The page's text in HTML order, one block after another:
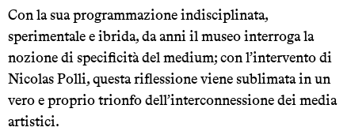
Con la sua programmazione indisciplinata,
sperimentale e ibrida, da anni il museo interroga la
nozione di specificità del medium; con l’intervento di
Nicolas Polli, questa riflessione viene sublimata in un
vero e proprio trionfo dell’interconnessione dei media
artistici.